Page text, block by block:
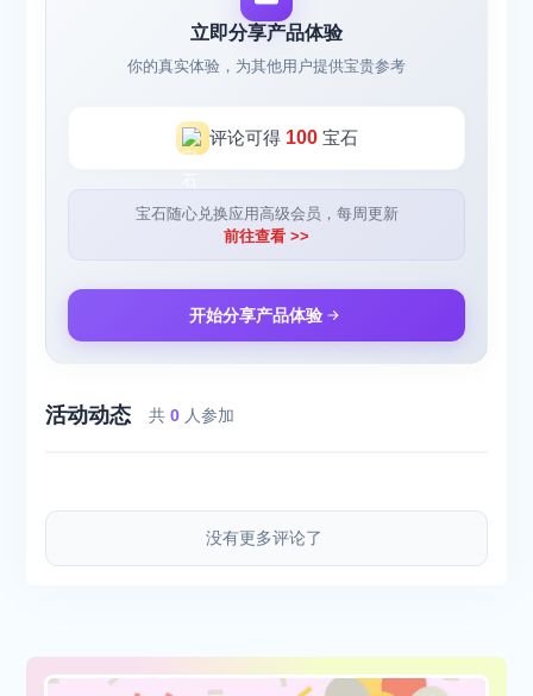
算重量不准确，甚至对于摄入量的建议也显得模糊不清。而“吃多少
APP”正是为了解决这个问题而诞生。
1.一键拍照识别：轻轻一拍，即可自动识别食物的热量和重量，告
2.智能推荐：基于你的个人情况和目标，APP会为你推荐合理的饮
食比例，确保每餐摄入的营养均衡且不过量。
3.精准记录：每一顿的热量摄入都准确无误地记录在你的个人档案
4.热量缺口计算：APP会根据你的饮食记录和消耗情况，计算出每
一顿的热量缺口，帮助你更直观地了解减肥进度。
5.可视化效果：通过图表和数据分析，你可以清晰地看到每一顿的
立即分享产品体验
你的真实体验，为其他用户提供宝贵参考
评论可得 100宝石
宝石随心兑换应用高级会员，每周更新
前往查看 >>
开始分享产品体验
活动动态 共0 人参加
没有更多评论了